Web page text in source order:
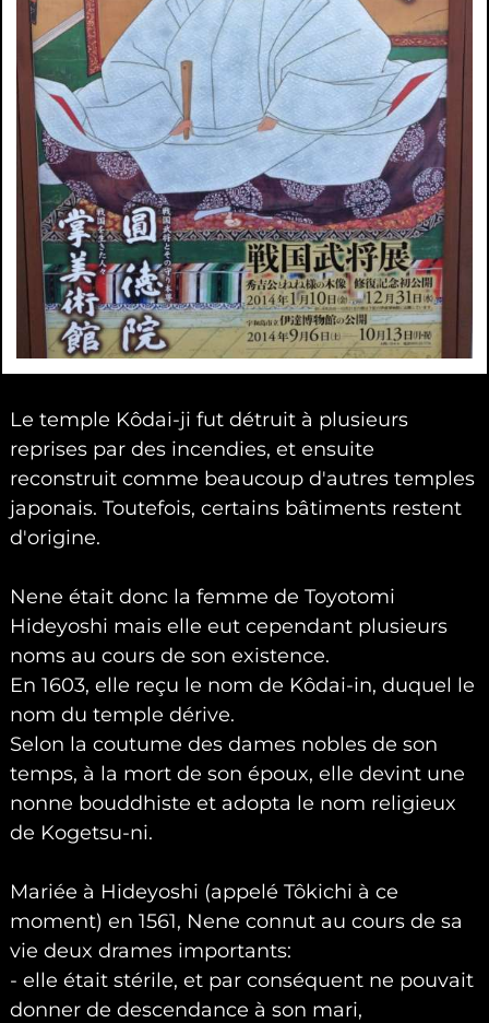
Le temple Kôdai-ji fut détruit à plusieurs
reprises par des incendies, et ensuite
reconstruit comme beaucoup d'autres temples
japonais. Toutefois, certains bâtiments restent
d'origine.
Nene était donc la femme de Toyotomi
Hideyoshi mais elle eut cependant plusieurs
noms au cours de son existence.
En 1603, elle reçu le nom de Kôdai-in, duquel le
nom du temple dérive.
Selon la coutume des dames nobles de son
temps, à la mort de son époux, elle devint une
nonne bouddhiste et adopta le nom religieux
de Kogetsu-ni.
Mariée à Hideyoshi (appelé Tôkichi à ce
moment) en 1561, Nene connut au cours de sa
vie deux drames importants:
- elle était stérile, et par conséquent ne pouvait
donner de descendance à son mari,